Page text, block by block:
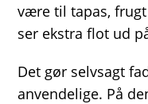
være til tapas,
ser ekstra flot ud
Det gør selvsagt
anvendelige. På